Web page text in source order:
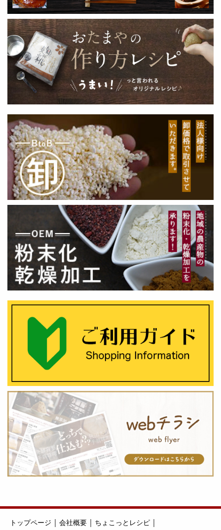
トップページ ｜ 会社概要 ｜ ちょこっとレシピ ｜